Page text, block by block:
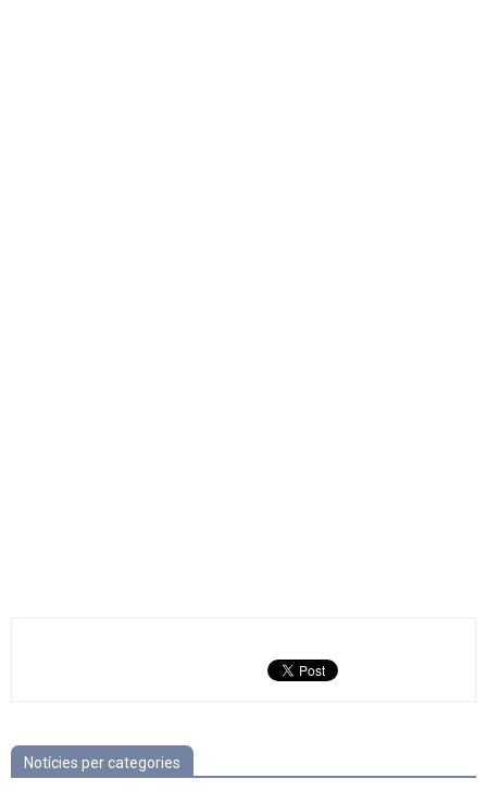
Notícies per categories